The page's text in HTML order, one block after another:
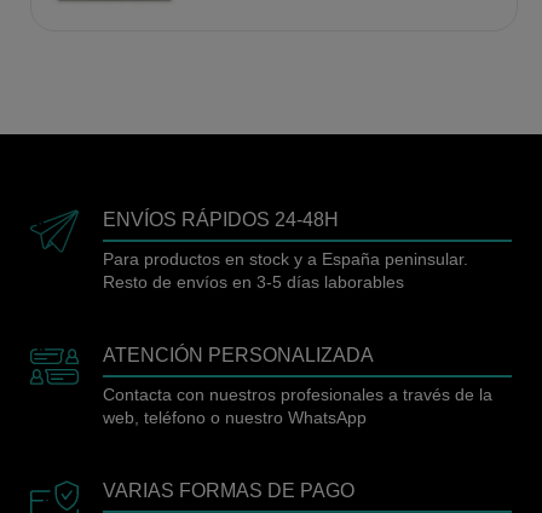
ENVÍOS RÁPIDOS 24-48H
Para productos en stock y a España peninsular.
Resto de envíos en 3-5 días laborables
ATENCIÓN PERSONALIZADA
Contacta con nuestros profesionales a través de la
web, teléfono o nuestro WhatsApp
VARIAS FORMAS DE PAGO